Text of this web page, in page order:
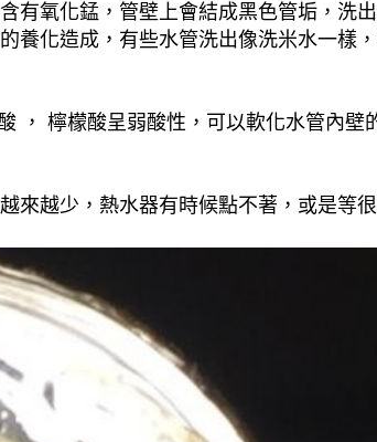
氧化錳，管壁上會結成黑色管垢，洗
化造成，有些水管洗出像洗米水一樣
， 檸檬酸呈弱酸性，可以軟化水管內壁
來越少，熱水器有時候點不著，或是等